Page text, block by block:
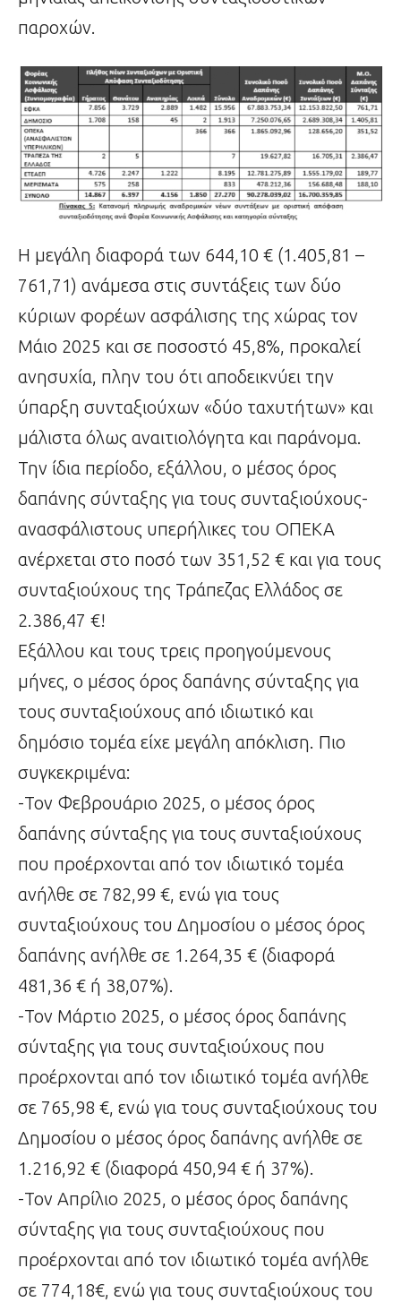
παροχών.
Η μεγάλη διαφορά των 644,10 € (1.405,81 –
761,71) ανάμεσα στις συντάξεις των δύο
κύριων φορέων ασφάλισης της χώρας τον
Μάιο 2025 και σε ποσοστό 45,8%, προκαλεί
ανησυχία, πλην του ότι αποδεικνύει την
ύπαρξη συνταξιούχων «δύο ταχυτήτων» και
μάλιστα όλως αναιτιολόγητα και παράνομα.
Την ίδια περίοδο, εξάλλου, ο μέσος όρος
δαπάνης σύνταξης για τους συνταξιούχους-
ανασφάλιστους υπερήλικες του ΟΠΕΚΑ
ανέρχεται στο ποσό των 351,52 € και για τους
συνταξιούχους της Τράπεζας Ελλάδος σε
2.386,47 €!
Εξάλλου και τους τρεις προηγούμενους
μήνες, ο μέσος όρος δαπάνης σύνταξης για
τους συνταξιούχους από ιδιωτικό και
δημόσιο τομέα είχε μεγάλη απόκλιση. Πιο
συγκεκριμένα:
-Τον Φεβρουάριο 2025, ο μέσος όρος
δαπάνης σύνταξης για τους συνταξιούχους
που προέρχονται από τον ιδιωτικό τομέα
ανήλθε σε 782,99 €, ενώ για τους
συνταξιούχους του Δημοσίου ο μέσος όρος
δαπάνης ανήλθε σε 1.264,35 € (διαφορά
481,36 € ή 38,07%).
-Τον Μάρτιο 2025, ο μέσος όρος δαπάνης
σύνταξης για τους συνταξιούχους που
προέρχονται από τον ιδιωτικό τομέα ανήλθε
σε 765,98 €, ενώ για τους συνταξιούχους του
Δημοσίου ο μέσος όρος δαπάνης ανήλθε σε
1.216,92 € (διαφορά 450,94 € ή 37%).
-Τον Απρίλιο 2025, ο μέσος όρος δαπάνης
σύνταξης για τους συνταξιούχους που
προέρχονται από τον ιδιωτικό τομέα ανήλθε
σε 774,18€, ενώ για τους συνταξιούχους του